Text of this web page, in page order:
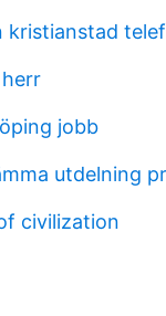
kristianstad
jobb
utdelning
civilization